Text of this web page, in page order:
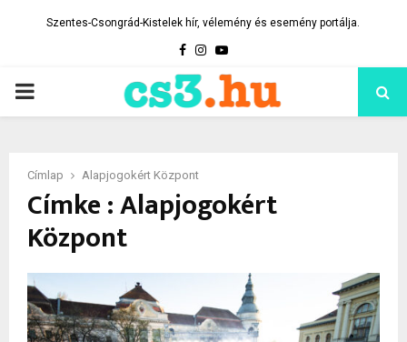
Szentes-Csongrád-Kistelek hír, vélemény és esemény portálja.
Facebook
Instagram
Youtube
PRIMARY
Címlap Alapjogokért Központ
Címke : Alapjogokért
Központ